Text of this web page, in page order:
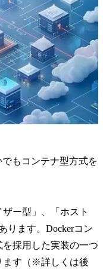
もコンテナ型方式を
ー型」、「ホスト
ります。Dockerコン
採用した実装の一つ
ます（※詳しくは後